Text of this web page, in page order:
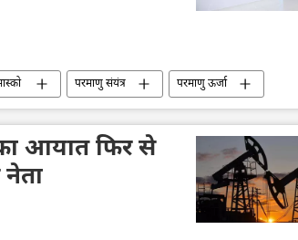
परमाणु संयंत्र
परमाणु ऊर्जा
आयात फिर से